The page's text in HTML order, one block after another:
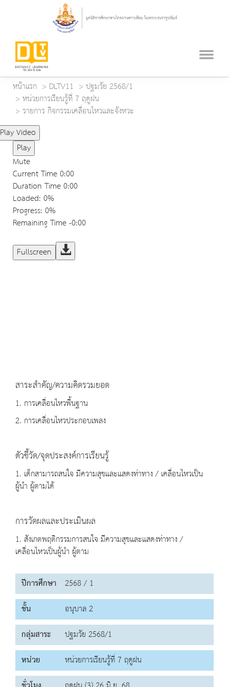
หน้าแรก DLTV11
ปฐมวัย 2568/1
หน่วยการเรียนรู้ที่ 7 ฤดูฝน
รายการ กิจกรรมเคลื่อนไหวและจังหวะ
Play Video
Play
Mute
Current Time0:00
Duration Time0:00
Loaded: 0%
Progress: 0%
Remaining Time-0:00
Fullscreen
สาระสำคัญ/ความคิดรวมยอด
1. การเคลื่อนไหวพื้นฐาน
2. การเคลื่อนไหวประกอบเพลง
ตัวชี้วัด/จุดประสงค์การเรียนรู้
1. เด็กสามารถสนใจ มีความสุขและแสดงท่าทาง / เคลื่อนไหวเป็น
ผู้นำ ผู้ตามได้
การวัดผลและประเมินผล
1. สังเกตพฤติกรรมการสนใจ มีความสุขและแสดงท่าทาง /
เคลื่อนไหวเป็นผู้นำ ผู้ตาม
ปีการศึกษา 2568 / 1
ชั้น
อนุบาล 2
กลุ่มสาระ
ปฐมวัย 2568/1
หน่วย
หน่วยการเรียนรู้ที่ 7 ฤดูฝน